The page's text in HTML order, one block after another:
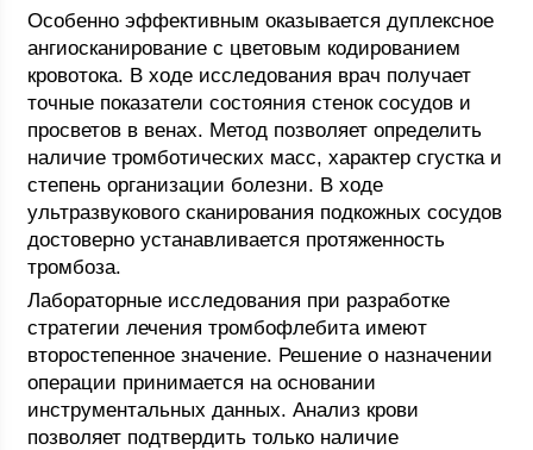
Особенно эффективным оказывается дуплексное
ангиосканирование с цветовым кодированием
кровотока. В ходе исследования врач получает
точные показатели состояния стенок сосудов и
просветов в венах. Метод позволяет определить
наличие тромботических масс, характер сгустка и
степень организации болезни. В ходе
ультразвукового сканирования подкожных сосудов
достоверно устанавливается протяженность
тромбоза.
Лабораторные исследования при разработке
стратегии лечения тромбофлебита имеют
второстепенное значение. Решение о назначении
операции принимается на основании
инструментальных данных. Анализ крови
позволяет подтвердить только наличие